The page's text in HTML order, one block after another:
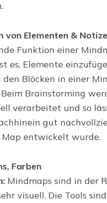
von Elementen &
Funktion einer
es, Elemente
den Blöcken in einer
Brainstorming
verarbeitet und so
gut
entwickelt wurde.
Farben
Mindmaps sind in der
visuell. Die Tools sind